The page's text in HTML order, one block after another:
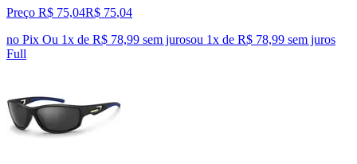
Preço R$ 75,04R$ 75,04
no Pix Ou 1x de R$ 78,99 sem jurosou 1x de R$ 78,99 sem juros
Full